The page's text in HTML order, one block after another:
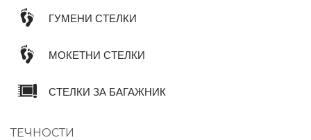
ГУМЕНИ СТЕЛКИ
МОКЕТНИ СТЕЛКИ
СТЕЛКИ ЗА БАГАЖНИК
ТЕЧНОСТИ